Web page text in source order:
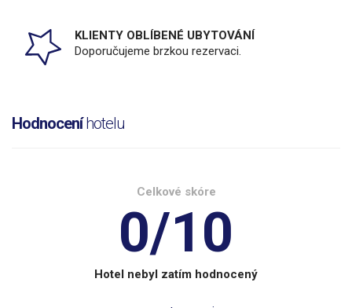
KLIENTY OBLÍBENÉ UBYTOVÁNÍ
Doporučujeme brzkou rezervaci.
Hodnoceníhotelu
Celkové skóre
0/10
Hotel nebyl zatím hodnocený